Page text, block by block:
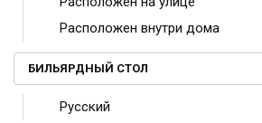
Расположен внутри дома
БИЛЬЯРДНЫЙ СТОЛ
Русский